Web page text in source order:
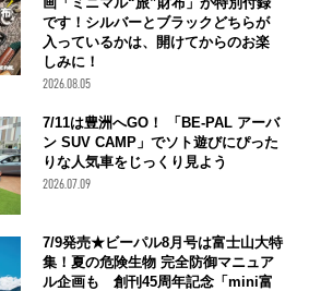
です！シルバーとブラックどちらが
入っているかは、開けてからのお楽
しみに！
2026.08.05
7/11は豊洲へGO！ 「BE-PAL アーバ
ン SUV CAMP」でソト遊びにぴった
りな人気車をじっくり見よう
2026.07.09
7/9発売★ビーパル8月号は富士山大特
集！夏の危険生物 完全防御マニュア
ル企画も 創刊45周年記念「mini富